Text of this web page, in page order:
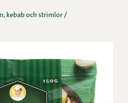
kebab och strimlor /